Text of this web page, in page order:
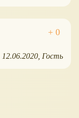
12.06.2020 Гость